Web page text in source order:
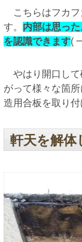
こちらはフカフ
す。 内部は思っ
を認識できます(
やはり開口して
がって様々な箇
造用合板を取り
軒天を解